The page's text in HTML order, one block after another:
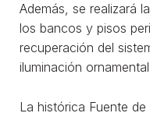
Además, se realizará
los bancos y pisos
recuperación del
iluminación
La histórica Fuente